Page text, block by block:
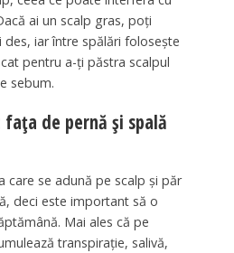
ai un scalp gras, poți
des, iar între spălări folosește
pentru a-ți păstra scalpul
sebum.
de pernă și spală
care se adună pe scalp și păr
deci este important să o
Mai ales că pe
transpirație, salivă,